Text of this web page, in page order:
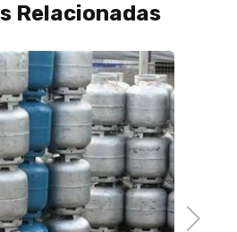
Relacionadas
Next